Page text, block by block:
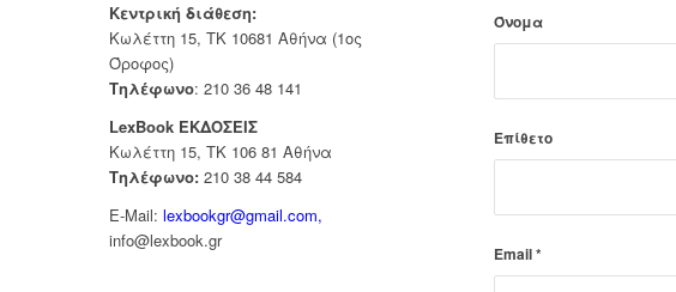
Κεντρική διάθεση:
Κωλέττη 15, ΤΚ 10681 Αθήνα (1ος
Όροφος)
Τηλέφωνο: 210 36 48 141
LexBook ΕΚΔΟΣΕΙΣ
Κωλέττη 15, ΤΚ 106 81 Αθήνα
Τηλέφωνο: 210 38 44 584
E-Mail: lexbookgr@gmail.com,
info@lexbook.gr
Όνομα
Επίθετο
Email*